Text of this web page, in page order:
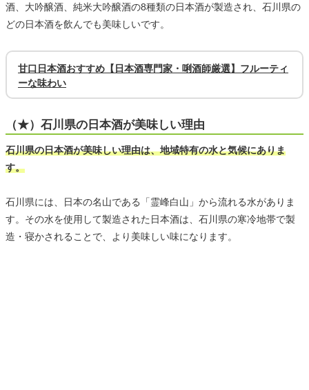
酒、大吟醸酒、純米大吟醸酒の8種類の日本酒が製造され、石川県の
どの日本酒を飲んでも美味しいです。
甘口日本酒おすすめ【日本酒専門家・唎酒師厳選】フルーティ
ーな味わい
（★）石川県の日本酒が美味しい理由
石川県の日本酒が美味しい理由は、地域特有の水と気候にありま
す。
石川県には、日本の名山である「霊峰白山」から流れる水がありま
す。その水を使用して製造された日本酒は、石川県の寒冷地帯で製
造・寝かされることで、より美味しい味になります。